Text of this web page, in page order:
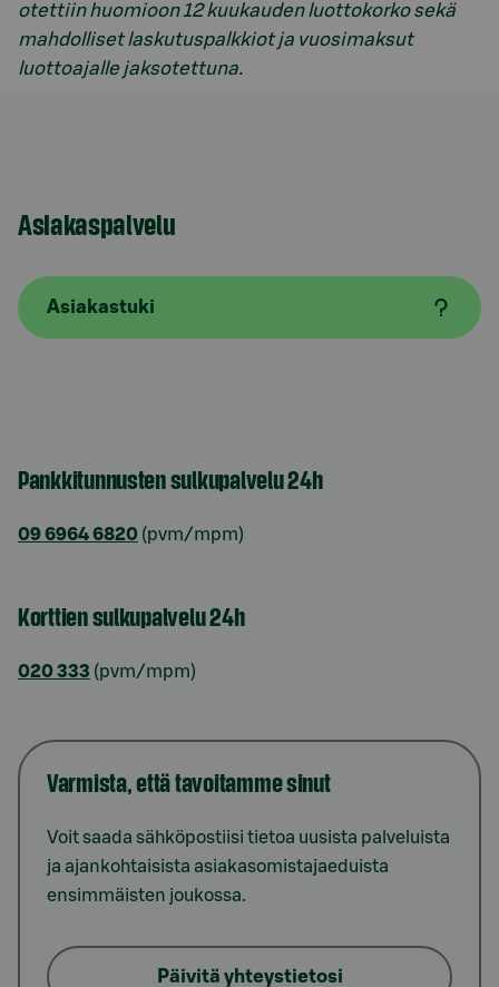
otettiin huomioon 12 kuukauden luottokorko sekä
mahdolliset laskutuspalkkiot ja vuosimaksut
luottoajalle jaksotettuna.
Asiakaspalvelu
Asiakastuki
Pankkitunnusten sulkupalvelu 24h
09 6964 6820 (pvm/mpm)
Korttien sulkupalvelu 24h
020 333 (pvm/mpm)
Varmista, että tavoitamme sinut
Voit saada sähköpostiisi tietoa uusista palveluista
ja ajankohtaisista asiakasomistajaeduista
ensimmäisten joukossa.
Päivitä yhteystietosi